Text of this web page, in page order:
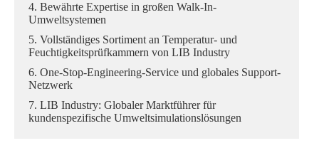
4. Bewährte Expertise in großen Walk-In-
Umweltsystemen
5. Vollständiges Sortiment an Temperatur- und
Feuchtigkeitsprüfkammern von LIB Industry
6. One-Stop-Engineering-Service und globales Support-
Netzwerk
7. LIB Industry: Globaler Marktführer für
kundenspezifische Umweltsimulationslösungen